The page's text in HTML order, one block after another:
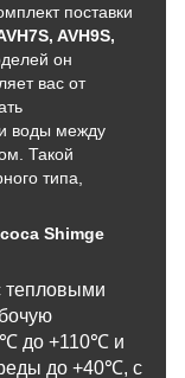
поставки
AVH9S,
он
вас от
воды между
Такой
типа,
Shimge
тепловыми
до +110℃ и
до +40℃, с